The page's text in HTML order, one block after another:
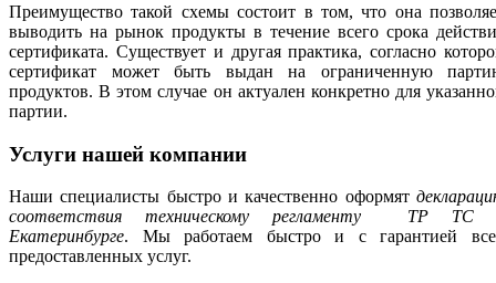
Преимущество такой схемы состоит в том, что она
выводить на рынок продукты в течение всего срока
сертификата. Существует и другая практика, согласно
сертификат может быть выдан на ограниченную
продуктов. В этом случае он актуален конкретно для
партии.
Услуги нашей компании
Наши специалисты быстро и качественно оформят
соответствия техническому регламенту ТР ТС
Екатеринбурге. Мы работаем быстро и с гарантией
предоставленных услуг.